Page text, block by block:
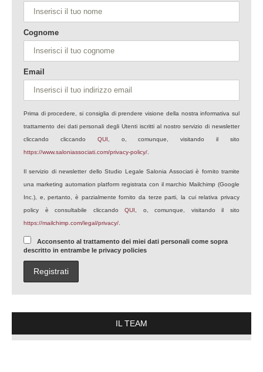
Cognome
Email
Prima di procedere, si consiglia di prendere visione della nostra informativa sul
trattamento dei dati personali degli Utenti iscritti al nostro servizio di newsletter
cliccando cliccando QUI , o, comunque, visitando il sito
https://www.saloniassociati.com/privacy-policy/
Il servizio di newsletter dello Studio Legale Salonia Associati è fornito tramite
una marketing automation platform registrata con il marchio Mailchimp (Google
Inc.), e, pertanto, è parzialmente fornito da terze parti, la cui relativa privacy
policy è consultabile cliccandoQUI
, o, comunque, visitando il sito
https://mailchimp.com/legal/privacy/
Acconsento al trattamento dei miei dati personali come sopra
descritto in entrambe le privacy policies
IL TEAM